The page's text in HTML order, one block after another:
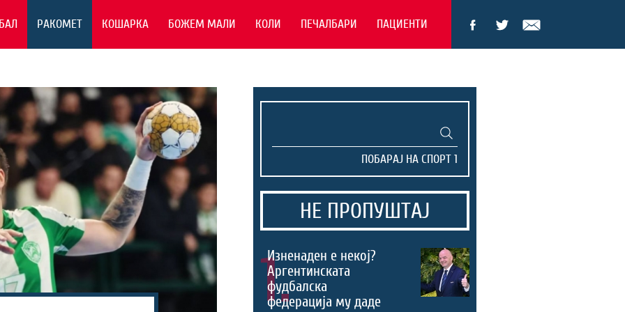
РАКОМЕТ КОШАРКА БОЖЕМ МАЛИ КОЛИ ПЕЧАЛБАРИ ПАЦИЕНТИ
НЕ ПРОПУШТАЈ
1.
Изненаден е некој?
Аргентинската
фудбалска
федерација му даде